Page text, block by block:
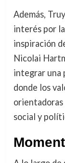
Además,
interés por
inspiración
Nicolai
integrar una
donde los
orientadoras
social y